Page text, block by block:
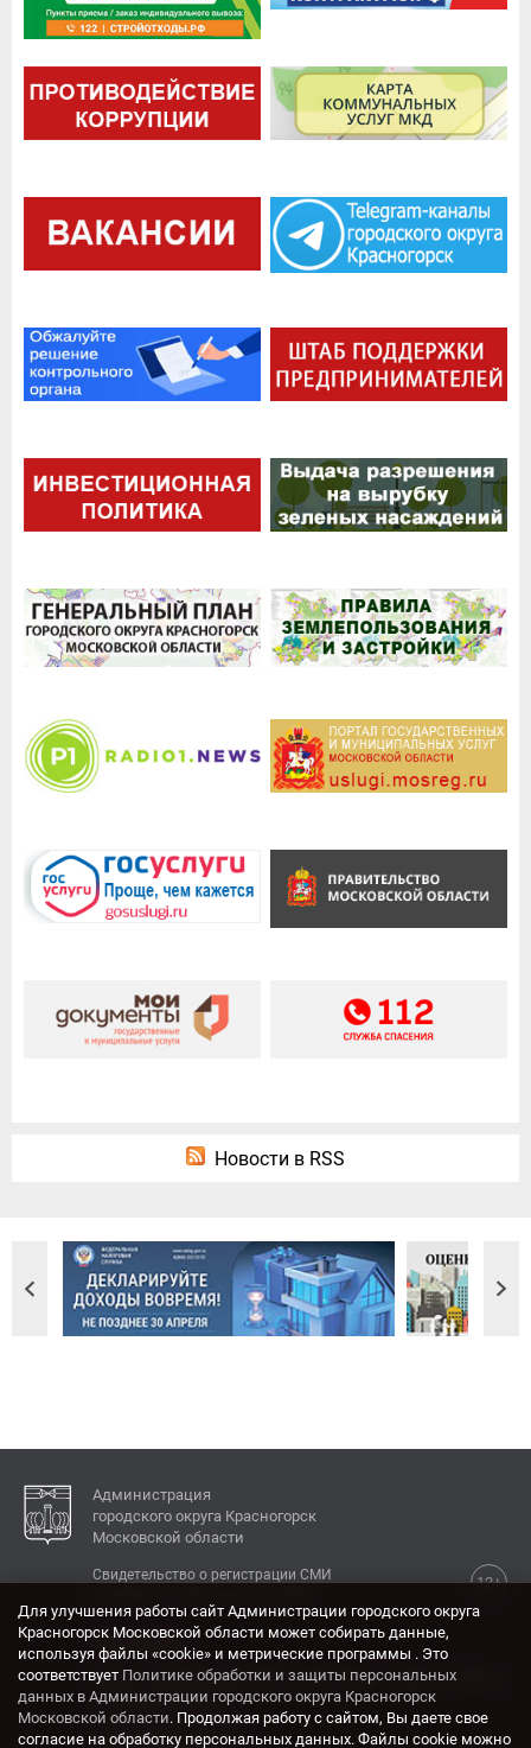
Новости в RSS
Администрация
городского округа Красногорск
Московской области
12+
Свидетельство о регистрации СМИ
КОНТАКТЫ
Адрес: 143404, Московская область, г. Красногорск,
ул. Ленина, дом 4.
Электронная почта:
Для улучшения работы сайт Администрации городского округа
Красногорск Московской области может собирать данные,
используя файлы «cookie» и метрические программы . Это
соответствует Политике обработки и защиты персональных
данных в Администрации городского округа Красногорск
Московской области. Продолжая работу с сайтом, Вы даете свое
согласие на обработку персональных данных. Файлы cookie можно